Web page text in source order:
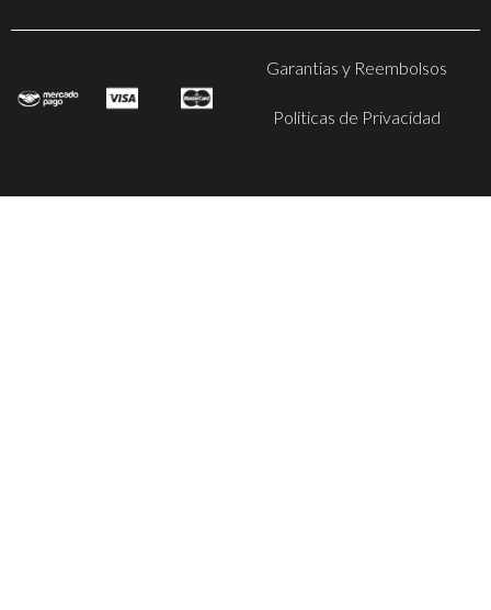
Garantias y Reembolsos
Politicas de Privacidad